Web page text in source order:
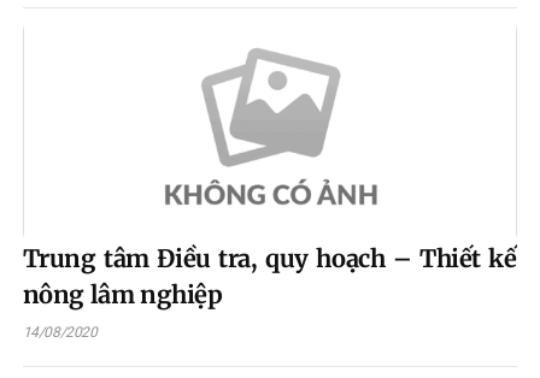
Trung tâm Điều tra, quy hoạch – Thiết kế
nông lâm nghiệp
14/08/2020